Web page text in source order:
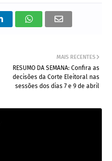
MAIS RECENTES
RESUMO DA SEMANA: Confira as
decisões da Corte Eleitoral nas
sessões dos dias 7 e 9 de abril